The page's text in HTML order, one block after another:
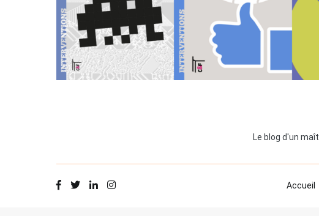
Le blog d'un
Accueil